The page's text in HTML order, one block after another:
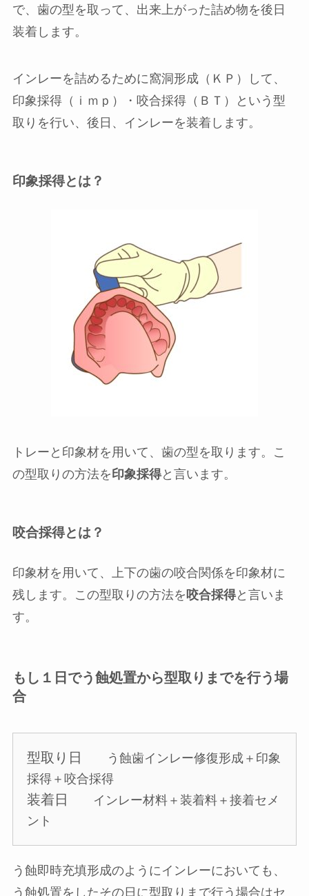
で、歯の型を取って、出来上がった詰め物を後日
装着します。
インレーを詰めるために窩洞形成（ＫＰ）して、
印象採得（ｉｍｐ）・咬合採得（ＢＴ）という型
取りを行い、後日、インレーを装着します。
印象採得とは？
トレーと印象材を用いて、歯の型を取ります。こ
の型取りの方法を印象採得と言います。
咬合採得とは？
印象材を用いて、上下の歯の咬合関係を印象材に
残します。この型取りの方法を 咬合採得と言いま
す。
もし１日でう蝕処置から型取りまでを行う場
合
型取り日
う蝕歯インレー修復形成＋印象
採得＋咬合採得
装着日
インレー材料＋装着料＋接着セメ
ント
う蝕即時充填形成のようにインレーにおいても、
う蝕処置をしたその日に型取りまで行う場合はセ